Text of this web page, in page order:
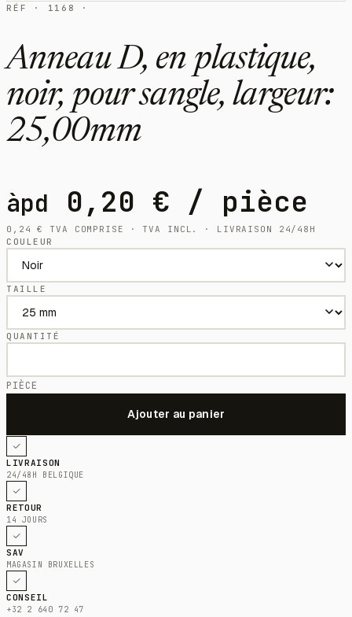
RÉF · 1168 ·
Anneau D, en plastique,
noir, pour sangle, largeur:
25,00mm
àpd 0,20 € / pièce
0,24€
TVA COMPRISE · TVA INCL. · LIVRAISON 24/48H
COULEUR
TAILLE
QUANTITÉ
PIÈCE
LIVRAISON
24/48H BELGIQUE
RETOUR
14 JOURS
SAV
MAGASIN BRUXELLES
CONSEIL
+32 2 640 72 47